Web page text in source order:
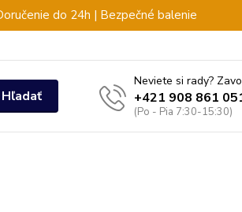
do 24h | Bezpečné balenie
Hľadať
Neviete si rady?
+421 908 861
(Po - Pia 7:30-15:30)